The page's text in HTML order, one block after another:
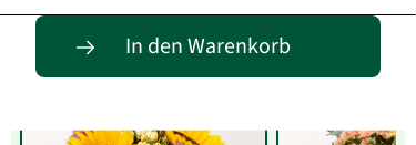
In den Warenkorb
Entdecke passende Alternativen